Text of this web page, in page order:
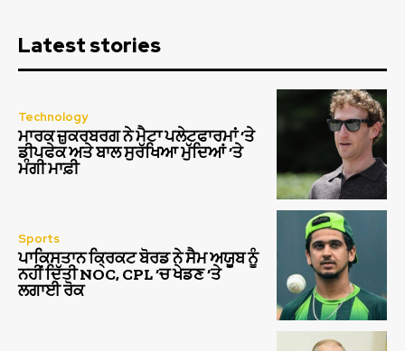
Latest stories
Technology
ਮਾਰਕ ਜ਼ੁਕਰਬਰਗ ਨੇ ਮੈਟਾ ਪਲੇਟਫਾਰਮਾਂ ‘ਤੇ
ਡੀਪਫੇਕ ਅਤੇ ਬਾਲ ਸੁਰੱਖਿਆ ਮੁੱਦਿਆਂ ‘ਤੇ
ਮੰਗੀ ਮਾਫ਼ੀ
Sports
ਪਾਕਿਸਤਾਨ ਕ੍ਰਿਕਟ ਬੋਰਡ ਨੇ ਸੈਮ ਅਯੂਬ ਨੂੰ
ਨਹੀਂ ਦਿੱਤੀ NOC, CPL ‘ਚ ਖੇਡਣ ‘ਤੇ
ਲਗਾਈ ਰੋਕ